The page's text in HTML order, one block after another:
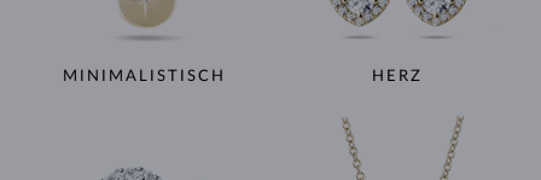
MINIMALISTISCH HERZ